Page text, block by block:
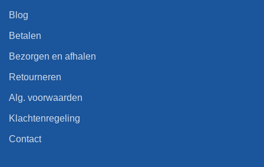
Blog
Betalen
Bezorgen en afhalen
Retourneren
Alg. voorwaarden
Klachtenregeling
Contact